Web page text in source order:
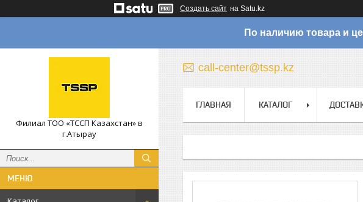
Создать сайт на Satu.kz
По наличию товара и
Филиал ТОО «ТССП Казахстан» в
г.Атырау
call-center@tssp.kz
ГЛАВНАЯ КАТАЛОГ